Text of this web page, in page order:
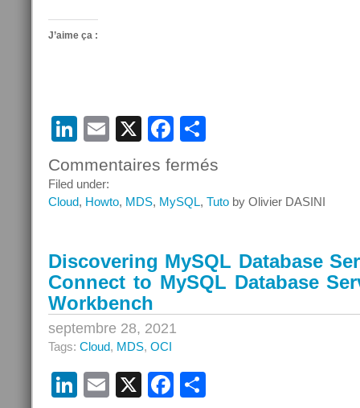
J’aime ça :
LinkedIn
Email
X Facebook
Commentaires fermés
MySQL
Database
Episode
Connect
Filed under:
Cloud, Howto, MDS, MySQL, Tuto by Olivier DASINI
Discovering MySQL Database
Connect to MySQL Database
Workbench
septembre 28, 2021
Tags: Cloud, MDS, OCI
LinkedIn
Email
X Facebook